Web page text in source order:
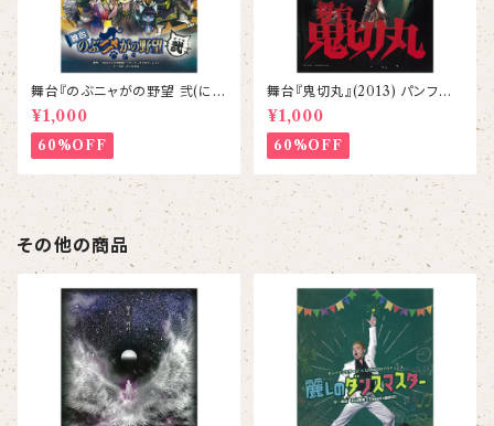
舞台『のぶニャがの野望 弐(にゃ
ん)』パンフレット
¥1,000
60%OFF
舞台『鬼切丸』(2013) パンフレッ
ト
¥1,000
60%OFF
その他の商品